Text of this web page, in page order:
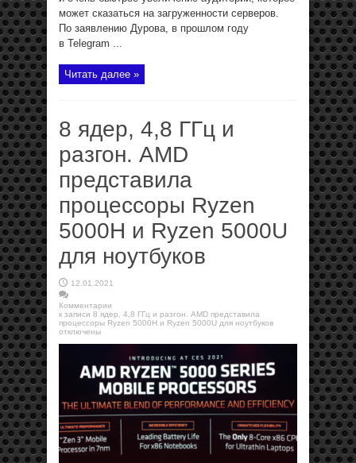
может сказаться на загруженности серверов.
По заявлению Дурова, в прошлом году
в Telegram ...
Читать далее »
8 ядер, 4,8 ГГц и
разгон. AMD
представила
процессоры Ryzen
5000H и Ryzen 5000U
для ноутбуков
12.01.2021
Комментарии
к записи 8 ядер, 4,8 ГГц и разгон. AMD представила
процессоры Ryzen 5000H и Ryzen 5000U для ноутбуков
отключены